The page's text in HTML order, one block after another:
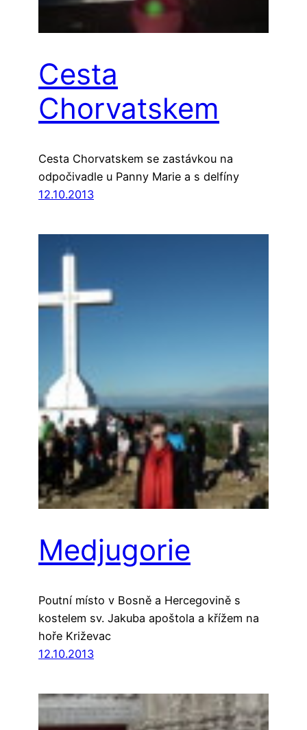
Cesta
Chorvatskem
Cesta Chorvatskem se zastávkou na
odpočivadle u Panny Marie a s delfíny
12.10.2013
Medjugorie
Poutní místo v Bosně a Hercegovině s
kostelem sv. Jakuba apoštola a křížem na
hoře Križevac
12.10.2013